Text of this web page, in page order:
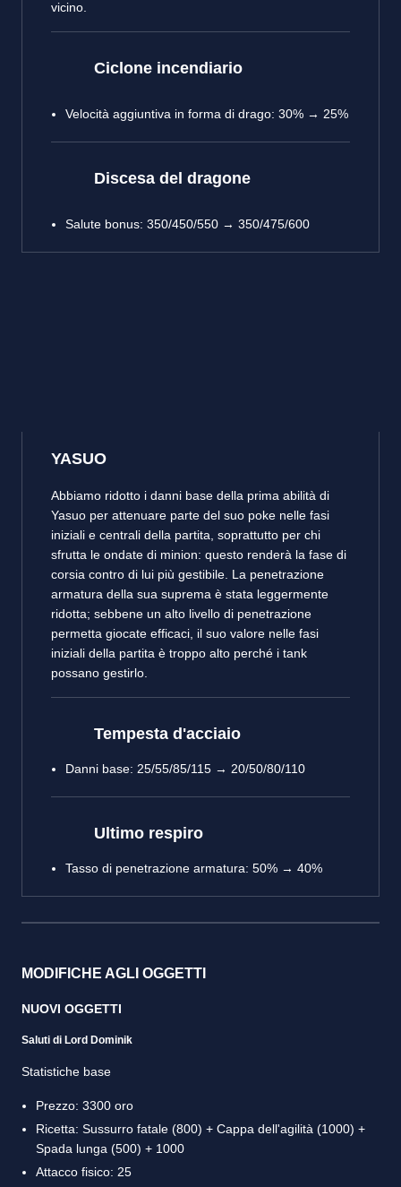
vicino.
Ciclone incendiario
Velocità aggiuntiva in forma di drago: 30% → 25%
Discesa del dragone
Salute bonus: 350/450/550 → 350/475/600
YASUO
Abbiamo ridotto i danni base della prima abilità di
Yasuo per attenuare parte del suo poke nelle fasi
iniziali e centrali della partita, soprattutto per chi
sfrutta le ondate di minion: questo renderà la fase di
corsia contro di lui più gestibile. La penetrazione
armatura della sua suprema è stata leggermente
ridotta; sebbene un alto livello di penetrazione
permetta giocate efficaci, il suo valore nelle fasi
iniziali della partita è troppo alto perché i tank
possano gestirlo.
Tempesta d'acciaio
Danni base: 25/55/85/115 → 20/50/80/110
Ultimo respiro
Tasso di penetrazione armatura: 50% → 40%
MODIFICHE AGLI OGGETTI
NUOVI OGGETTI
Saluti di Lord Dominik
Statistiche base
Prezzo: 3300 oro
Ricetta: Sussurro fatale (800) + Cappa dell'agilità (1000) +
Spada lunga (500) + 1000
Attacco fisico: 25